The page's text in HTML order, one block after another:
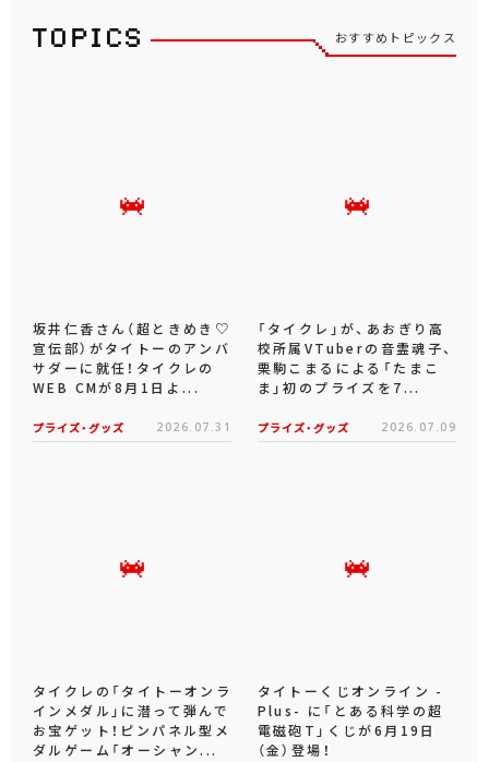
おすすめトピックス
坂井仁香さん（超ときめき♡
宣伝部）がタイトーのアンバ
サダーに就任！タイクレの
WEB CMが8月1日よ...
プライズ・グッズ 2026.07.31
「タイクレ」が、あおぎり高
校所属VTuberの音霊魂子、
栗駒こまるによる「たまこ
ま」初のプライズを7...
プライズ・グッズ 2026.07.09
タイクレの「タイトーオンラ
インメダル」に潜って弾んで
お宝ゲット！ピンパネル型メ
ダルゲーム「オーシャン...
タイトーくじオンライン -
Plus- に「とある科学の超
電磁砲T」くじが6月19日
（金）登場！